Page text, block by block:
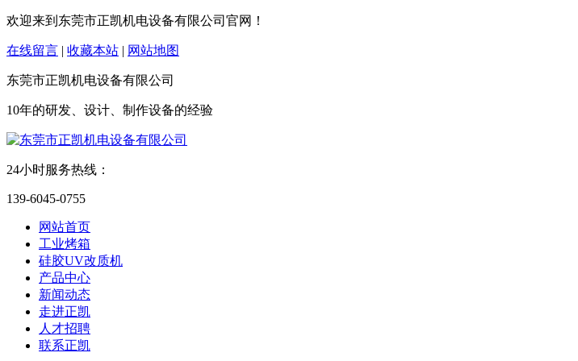
欢迎来到东莞市正凯机电设备有限公司官网！
在线留言 | 收藏本站 | 网站地图
东莞市正凯机电设备有限公司
10年的研发、设计、制作设备的经验
24小时服务热线：
139-6045-0755
网站首页
工业烤箱
硅胶UV改质机
产品中心
新闻动态
走进正凯
人才招聘
联系正凯